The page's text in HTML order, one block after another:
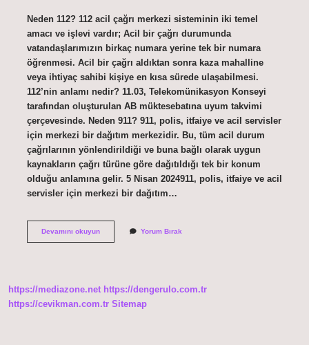
Neden 112? 112 acil çağrı merkezi sisteminin iki temel
amacı ve işlevi vardır; Acil bir çağrı durumunda
vatandaşlarımızın birkaç numara yerine tek bir numara
öğrenmesi. Acil bir çağrı aldıktan sonra kaza mahalline
veya ihtiyaç sahibi kişiye en kısa sürede ulaşabilmesi.
112’nin anlamı nedir? 11.03, Telekomünikasyon Konseyi
tarafından oluşturulan AB müktesebatına uyum takvimi
çerçevesinde. Neden 911? 911, polis, itfaiye ve acil servisler
için merkezi bir dağıtım merkezidir. Bu, tüm acil durum
çağrılarının yönlendirildiği ve buna bağlı olarak uygun
kaynakların çağrı türüne göre dağıtıldığı tek bir konum
olduğu anlamına gelir. 5 Nisan 2024911, polis, itfaiye ve acil
servisler için merkezi bir dağıtım…
Devamını okuyun112
Yorum Bırak
https://mediazone.net https://dengerulo.com.tr
https://cevikman.com.tr Sitemap